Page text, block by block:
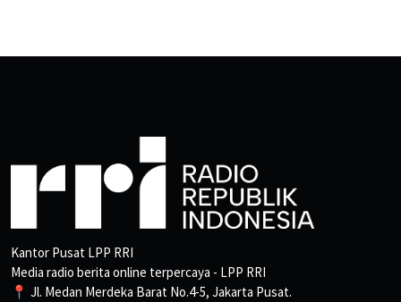
Kantor Pusat LPP RRI
Media radio berita online terpercaya - LPP RRI
📍 Jl. Medan Merdeka Barat No.4-5, Jakarta Pusat.